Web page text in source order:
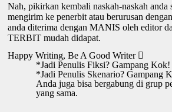
Nah, pikirkan kembali naskah-naskah anda
mengirim ke penerbit atau berurusan
anda diterima dengan MANIS oleh editor
TERBIT mudah didapat.
Happy Writing, Be A Good Writer 
*Jadi Penulis Fiksi? Gampang Kok!
*Jadi Penulis Skenario? Gampang
Anda juga bisa bergabung di grup
yang sama.